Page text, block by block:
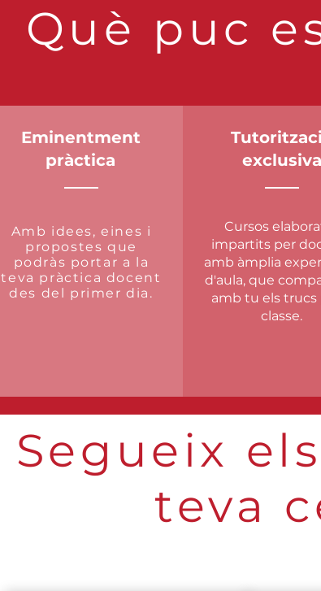
Què puc
Eminentment
pràctica
Amb idees, eines i
propostes que
podràs portar a la
teva pràctica docent
des del primer dia.
exclusiva
Cursos
impartits per
amb àmplia
d'aula, que
amb tu els trucs
classe.
Segueix
teva